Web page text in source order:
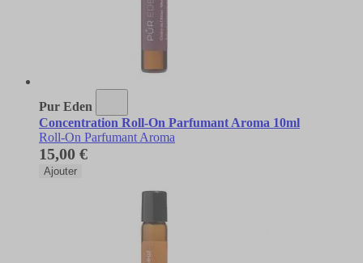
Pur Eden
Concentration Roll-On Parfumant Aroma 10ml
Roll-On Parfumant Aroma
15,00 €
Ajouter